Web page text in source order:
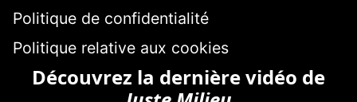
Politique de confidentialité
Politique relative aux cookies
Découvrez la dernière vidéo de